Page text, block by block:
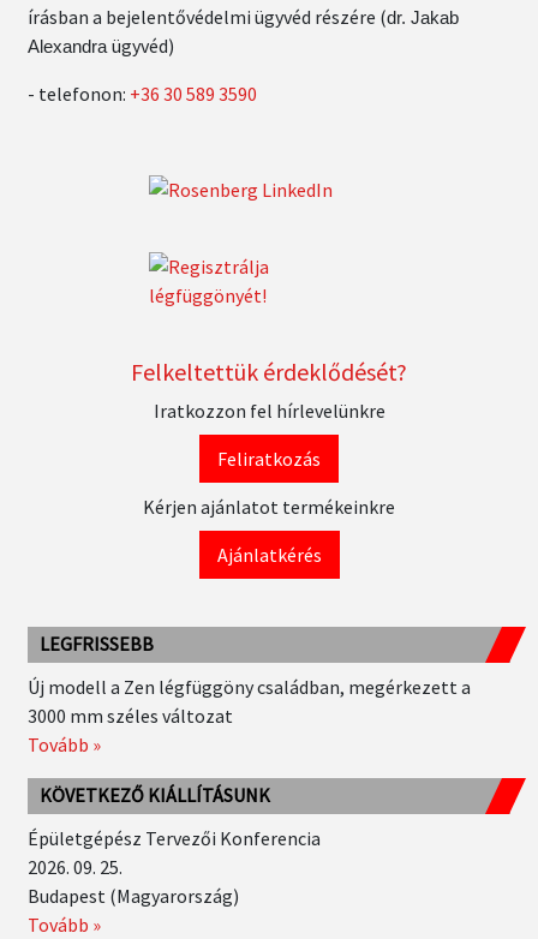
Felkeltettük érdeklődését?
Iratkozzon fel hírlevelünkre
Feliratkozás
Kérjen ajánlatot termékeinkre
Ajánlatkérés
írásban a bejelentővédelmi ügyvéd részére (dr. Jakab
Alexandra ügyvéd)
- telefonon: +36 30 589 3590
LEGFRISSEBB
Új modell a Zen légfüggöny családban, megérkezett a
3000 mm széles változat
Tovább »
KÖVETKEZŐ KIÁLLÍTÁSUNK
Épületgépész Tervezői Konferencia
2026. 09. 25.
Budapest (Magyarország)
Tovább »